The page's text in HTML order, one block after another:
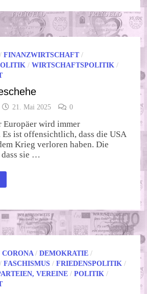
/FINANZWIRTSCHAFT/
/WIRTSCHAFTSPOLITIK /
21. Mai 2025 0
Europäer wird immer
ist offensichtlich, dass die USA
Krieg verloren haben. Die
dass sie …
CORONA/DEMOKRATIE /
/FASCHISMUS /FRIEDENSPOLITIK /
VEREINE /POLITIK /